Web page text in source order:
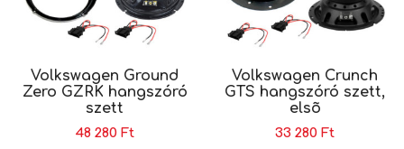
Volkswagen Ground
Zero GZRK hangszóró
szett
48 280 Ft
Volkswagen Crunch
GTS hangszóró szett,
elsõ
33 280 Ft